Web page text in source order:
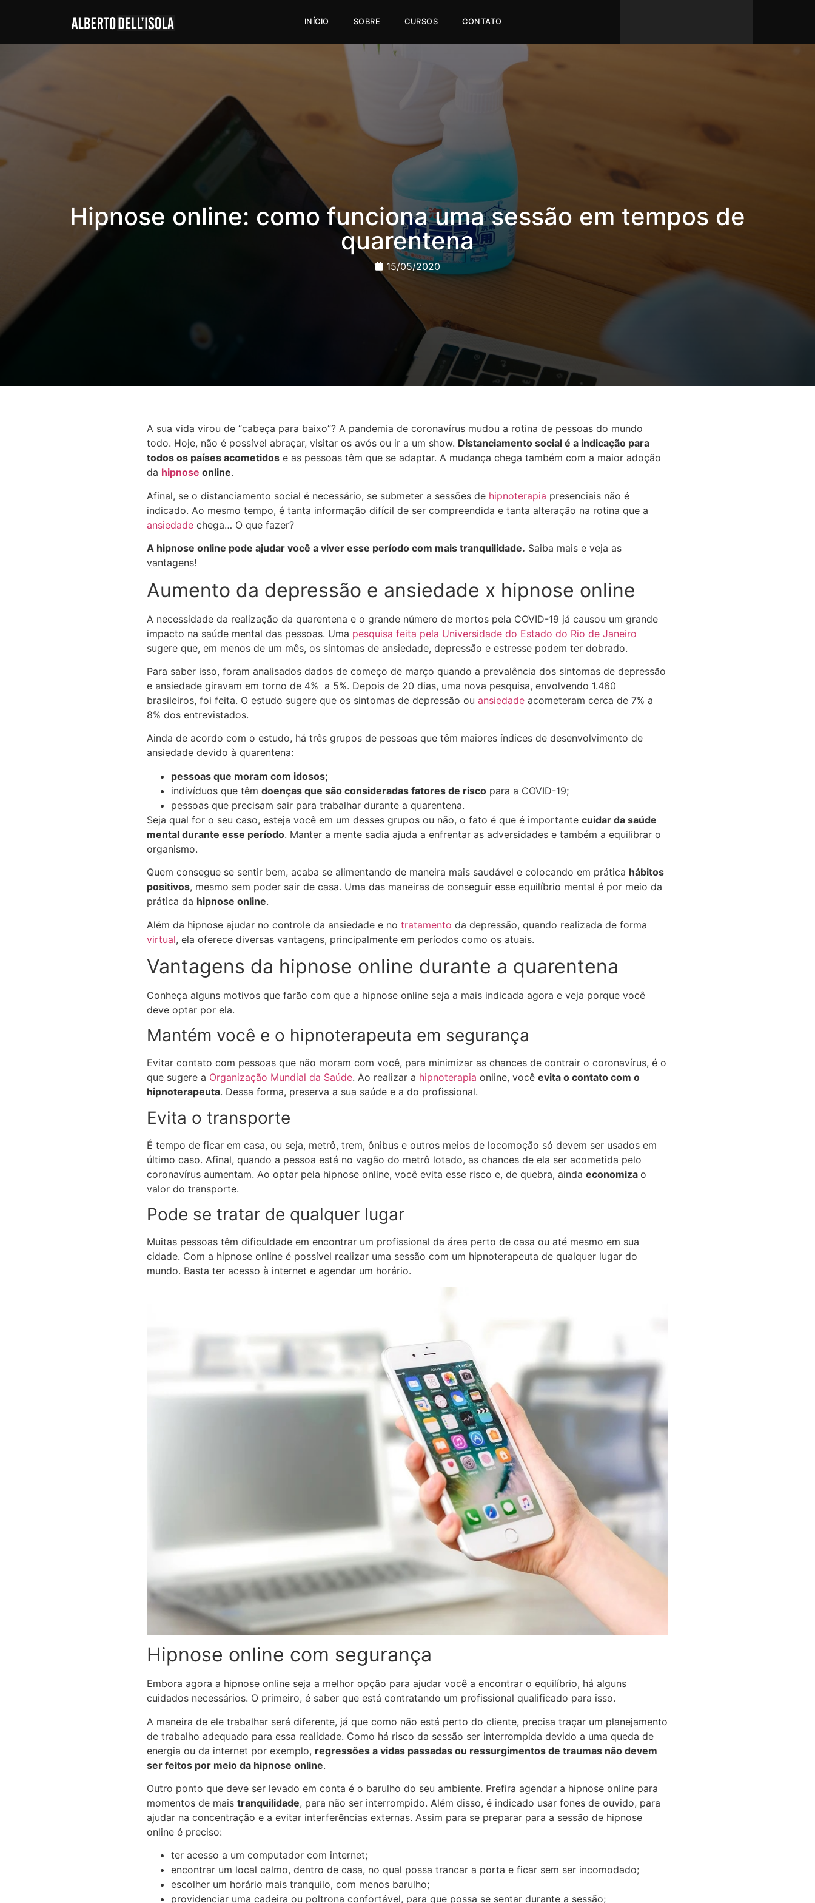
INÍCIO SOBRE CURSOS CONTATO
Hipnose online: como funciona uma sessão em tempos de
quarentena
15/05/2020
A sua vida virou de “cabeça para baixo”? A pandemia de coronavírus mudou a rotina de pessoas do mundo
todo. Hoje, não é possível abraçar, visitar os avós ou ir a um show. Distanciamento social é a indicação para
todos os países acometidos e as pessoas têm que se adaptar. A mudança chega também com a maior adoção
da hipnose online.
Afinal, se o distanciamento social é necessário, se submeter a sessões de hipnoterapia presenciais não é
indicado. Ao mesmo tempo, é tanta informação difícil de ser compreendida e tanta alteração na rotina que a
ansiedade chega… O que fazer?
A hipnose online pode ajudar você a viver esse período com mais tranquilidade. Saiba mais e veja as
vantagens!
Aumento da depressão e ansiedade x hipnose online
A necessidade da realização da quarentena e o grande número de mortos pela COVID-19 já causou um grande
impacto na saúde mental das pessoas. Uma pesquisa feita pela Universidade do Estado do Rio de Janeiro
sugere que, em menos de um mês, os sintomas de ansiedade, depressão e estresse podem ter dobrado.
Para saber isso, foram analisados dados de começo de março quando a prevalência dos sintomas de depressão
e ansiedade giravam em torno de 4% a 5%. Depois de 20 dias, uma nova pesquisa, envolvendo 1.460
brasileiros, foi feita. O estudo sugere que os sintomas de depressão ou ansiedade acometeram cerca de 7% a
8% dos entrevistados.
Ainda de acordo com o estudo, há três grupos de pessoas que têm maiores índices de desenvolvimento de
ansiedade devido à quarentena:
pessoas que moram com idosos;
indivíduos que têm doenças que são consideradas fatores de risco para a COVID-19;
pessoas que precisam sair para trabalhar durante a quarentena.
Seja qual for o seu caso, esteja você em um desses grupos ou não, o fato é que é importante cuidar da saúde
mental durante esse período. Manter a mente sadia ajuda a enfrentar as adversidades e também a equilibrar o
organismo.
Quem consegue se sentir bem, acaba se alimentando de maneira mais saudável e colocando em prática hábitos
positivos, mesmo sem poder sair de casa. Uma das maneiras de conseguir esse equilíbrio mental é por meio da
prática da hipnose online.
Além da hipnose ajudar no controle da ansiedade e no tratamento da depressão, quando realizada de forma
virtual, ela oferece diversas vantagens, principalmente em períodos como os atuais.
Vantagens da hipnose online durante a quarentena
Conheça alguns motivos que farão com que a hipnose online seja a mais indicada agora e veja porque você
deve optar por ela.
Mantém você e o hipnoterapeuta em segurança
Evitar contato com pessoas que não moram com você, para minimizar as chances de contrair o coronavírus, é o
que sugere a Organização Mundial da Saúde. Ao realizar a hipnoterapia online, você evita o contato com o
hipnoterapeuta. Dessa forma, preserva a sua saúde e a do profissional.
Evita o transporte
É tempo de ficar em casa, ou seja, metrô, trem, ônibus e outros meios de locomoção só devem ser usados em
último caso. Afinal, quando a pessoa está no vagão do metrô lotado, as chances de ela ser acometida pelo
coronavírus aumentam. Ao optar pela hipnose online, você evita esse risco e, de quebra, ainda economiza o
valor do transporte.
Pode se tratar de qualquer lugar
Muitas pessoas têm dificuldade em encontrar um profissional da área perto de casa ou até mesmo em sua
cidade. Com a hipnose online é possível realizar uma sessão com um hipnoterapeuta de qualquer lugar do
mundo. Basta ter acesso à internet e agendar um horário.
Hipnose online com segurança
Embora agora a hipnose online seja a melhor opção para ajudar você a encontrar o equilíbrio, há alguns
cuidados necessários. O primeiro, é saber que está contratando um profissional qualificado para isso.
A maneira de ele trabalhar será diferente, já que como não está perto do cliente, precisa traçar um planejamento
de trabalho adequado para essa realidade. Como há risco da sessão ser interrompida devido a uma queda de
energia ou da internet por exemplo, regressões a vidas passadas ou ressurgimentos de traumas não devem
ser feitos por meio da hipnose online.
Outro ponto que deve ser levado em conta é o barulho do seu ambiente. Prefira agendar a hipnose online para
momentos de mais tranquilidade, para não ser interrompido. Além disso, é indicado usar fones de ouvido, para
ajudar na concentração e a evitar interferências externas. Assim para se preparar para a sessão de hipnose
online é preciso:
ter acesso a um computador com internet;
encontrar um local calmo, dentro de casa, no qual possa trancar a porta e ficar sem ser incomodado;
escolher um horário mais tranquilo, com menos barulho;
providenciar uma cadeira ou poltrona confortável, para que possa se sentar durante a sessão;